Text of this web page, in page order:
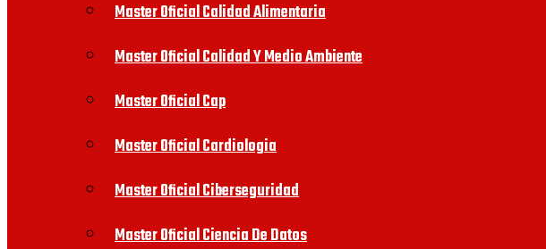
Master Oficial Calidad Alimentaria
Master Oficial Calidad Y Medio Ambiente
Master Oficial Cap
Master Oficial Cardiologia
Master Oficial Ciberseguridad
Master Oficial Ciencia De Datos